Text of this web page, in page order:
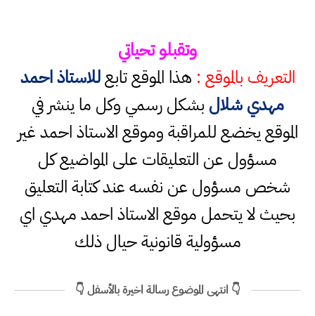
وتقبلو تحياتي
التعريف بالموقع : هذا الموقع تابعللاستاذ احمد
مهدي شلال بشكل رسمي وكل ما ينشر في
الموقع يخضع للمراقبة وموقع الاستاذ احمد غير
مسؤول عن التعليقات على المواضيع كل
شخص مسؤول عن نفسه عند كتابة التعليق
بحيث لا يتحمل موقع الاستاذ احمد مهدي اي
مسؤولية قانونية حيال ذلك
👇 انتهى الموضوع رسالة اخيرة بالأسفل 👇